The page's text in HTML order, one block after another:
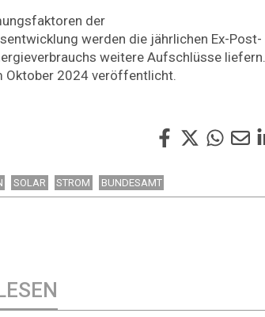
der
werden die jährlichen Ex-Post-
weitere Aufschlüsse liefern.
Oktober 2024 veröffentlicht.
SOLAR STROM BUNDESAMT